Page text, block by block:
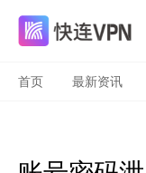
首页 最新资讯